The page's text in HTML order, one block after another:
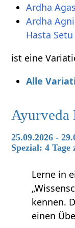
Ardha
Ardha
Hasta
ist eine
Alle
Ayurveda
25.09.2026 -
Spezial: 4 Tage
Lerne in
kennen.
einen